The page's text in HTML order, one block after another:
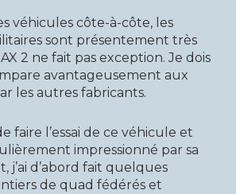
véhicules côte-à-côte, les
sont présentement très
2 ne fait pas exception. Je dois
avantageusement aux
les autres fabricants.
faire l’essai de ce véhicule et
impressionné par sa
j’ai d’abord fait quelques
de quad fédérés et